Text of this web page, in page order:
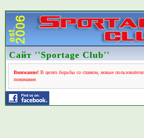
Сайт ''Sportage Club''
Внимание!В целях борьбы со спамом, новые пользователи
понимание.